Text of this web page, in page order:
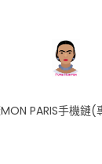
PARIS手機鏈(